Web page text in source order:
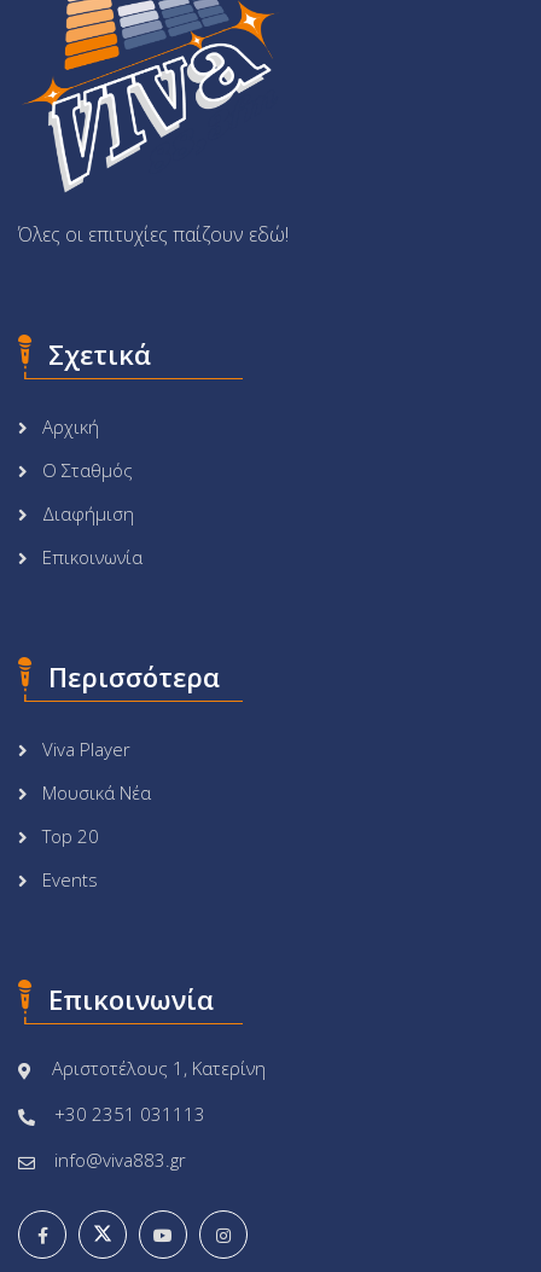
Όλες οι επιτυχίες παίζουν εδώ!
Σχετικά
Αρχική
Ο Σταθμός
Διαφήμιση
Επικοινωνία
Περισσότερα
Viva Player
Μουσικά Νέα
Top 20
Events
Επικοινωνία
Αριστοτέλους 1, Κατερίνη
+30 2351 031113
info@viva883.gr